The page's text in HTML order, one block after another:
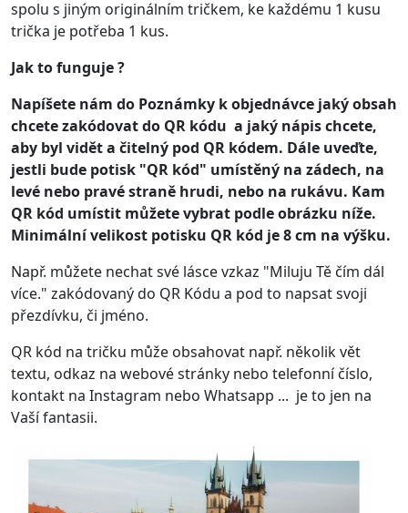
spolu s jiným originálním tričkem, ke každému 1 kusu
trička je potřeba 1 kus.
Jak to funguje ?
Napíšete nám do Poznámky k objednávce jaký obsah
chcete zakódovat do QR kódu a jaký nápis chcete,
aby byl vidět a čitelný pod QR kódem. Dále uveďte,
jestli bude potisk "QR kód" umístěný na zádech, na
levé nebo pravé straně hrudi, nebo na rukávu. Kam
QR kód umístit můžete vybrat podle obrázku níže.
Minimální velikost potisku QR kód je 8 cm na výšku.
Např. můžete nechat své lásce vzkaz "Miluju Tě čím dál
více." zakódovaný do QR Kódu a pod to napsat svoji
přezdívku, či jméno.
QR kód na tričku může obsahovat např. několik vět
textu, odkaz na webové stránky nebo telefonní číslo,
kontakt na Instagram nebo Whatsapp ... je to jen na
Vaší fantasii.